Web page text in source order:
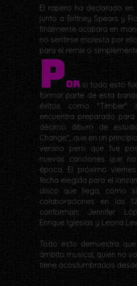
El rapero ha declarado
junto a Britney Spears y
finalmente acabara en
no sentirse molesta por
para el remix o
Porsi todo esto
formar parte de esta
éxitos como "Timber"
encuentra preparado
décimo álbum de
Change", que en un
verano pero que fue
nuevas canciones que
época. El próximo
fecha elegida para el
disco que llega, como
colaboraciones en las
conforman: Jennifer
Enrique Iglesias y Leona
Todo esto demuestra
ámbito musical, quien no
tiene acostumbrados